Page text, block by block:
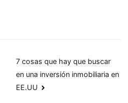
7 cosas que hay que buscar
en una inversión inmobiliaria en
EE.UU